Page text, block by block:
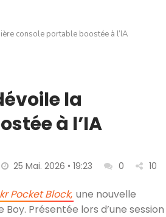
console portable boostée à l’IA
la
à l’IA
25 Mai. 2026 • 19:23 0 10
Pocket Block, une nouvelle
Présentée lors d’une session